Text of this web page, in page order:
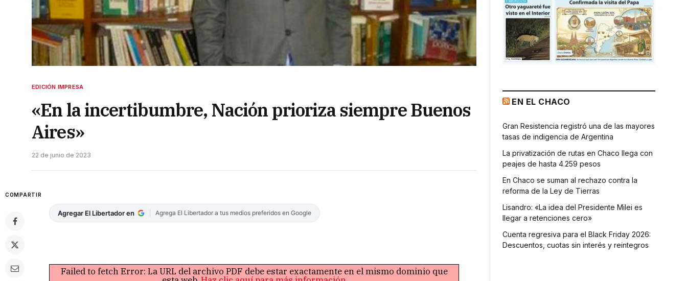
EDICIÓN IMPRESA
«En la incertibumbre, Nación prioriza siempre Buenos
Aires»
22 de junio de 2023
COMPARTIR
Agregar El Libertador en Agrega El Libertador a tus medios preferidos en Google
Failed to fetch Error: La URL del archivo PDF debe estar exactamente en el mismo dominio que
EN EL CHACO
Gran Resistencia registró una de las mayores
tasas de indigencia de Argentina
La privatización de rutas en Chaco llega con
peajes de hasta 4.259 pesos
En Chaco se suman al rechazo contra la
reforma de la Ley de Tierras
Lisandro: «La idea del Presidente Milei es
llegar a retenciones cero»
Cuenta regresiva para el Black Friday 2026:
Descuentos, cuotas sin interés y reintegros